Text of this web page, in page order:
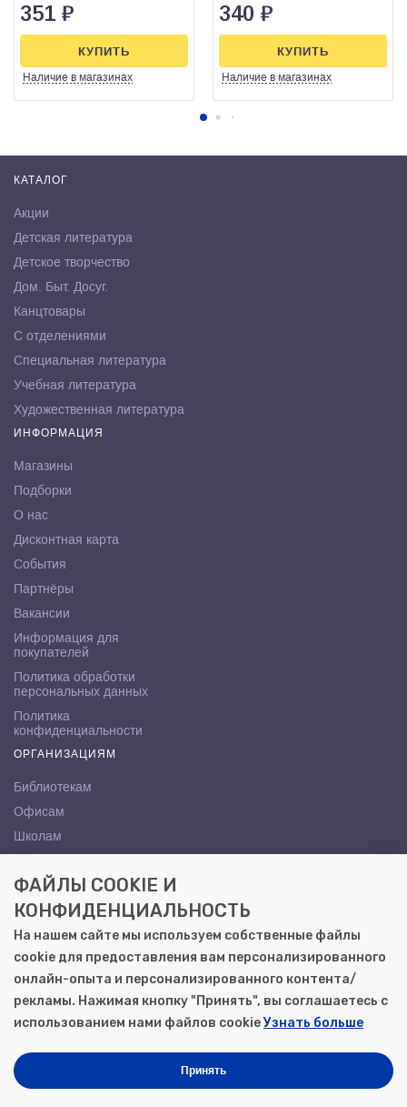
351 ₽
Наличие в магазинах
КУПИТЬ
340 ₽
Наличие в магазинах
КУПИТЬ
КАТАЛОГ
Акции
Детская литература
Детское творчество
Дом. Быт. Досуг.
Канцтовары
С отделениями
Специальная литература
Учебная литература
Художественная литература
ИНФОРМАЦИЯ
Магазины
Подборки
О нас
Дисконтная карта
События
Партнёры
Вакансии
Информация для
покупателей
Политика обработки
персональных данных
Политика
конфиденциальности
ОРГАНИЗАЦИЯМ
Библиотекам
Офисам
Школам
КОНТАКТЫ
Саратов, ул. Осипова, 10А
+7 (8452) 72-65-65
gemera@moya-kniga.ru
Моя книга | Сеть книжных магазинов в Саратове
ФАЙЛЫ COOKIE И
КОНФИДЕНЦИАЛЬНОСТЬ
На нашем сайте мы используем собственные файлы
cookie для предоставления вам персонализированного
онлайн-опыта и персонализированного контента/
рекламы. Нажимая кнопку "Принять", вы соглашаетесь с
использованием нами файлов cookieУзнать больше
Принять